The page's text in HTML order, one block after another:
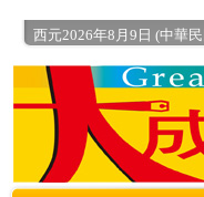
西元2026年8月9日 (中華